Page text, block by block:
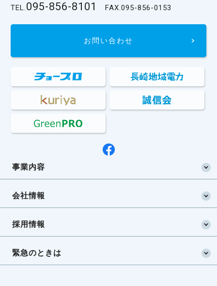
TEL.095-856-8101 FAX.095-856-0153
お問い合わせ
事業内容
会社情報
採用情報
緊急のときは